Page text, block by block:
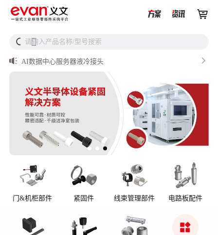

 
请输入产品名称/型号搜索
解决方案
储能逆变器密封件推介
AI数据中心服务器液冷接头 
UQD vs UQDB怎么选？数据中心液冷接头选型（含OCP标
储能设备为什么必须用防松螺母？ 
门&机柜部件 紧固件 线束管理部件 电路板配件